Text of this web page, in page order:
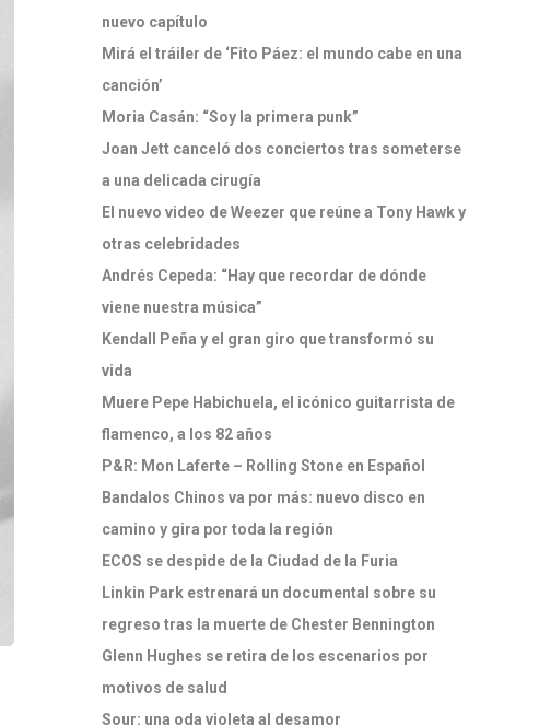
nuevo capítulo
Mirá el tráiler de ‘Fito Páez: el mundo cabe en una
canción’
Moria Casán: “Soy la primera punk”
Joan Jett canceló dos conciertos tras someterse
a una delicada cirugía
El nuevo video de Weezer que reúne a Tony Hawk y
otras celebridades
Andrés Cepeda: “Hay que recordar de dónde
viene nuestra música”
Kendall Peña y el gran giro que transformó su
vida
Muere Pepe Habichuela, el icónico guitarrista de
flamenco, a los 82 años
P&R: Mon Laferte – Rolling Stone en Español
Bandalos Chinos va por más: nuevo disco en
camino y gira por toda la región
ECOS se despide de la Ciudad de la Furia
Linkin Park estrenará un documental sobre su
regreso tras la muerte de Chester Bennington
Glenn Hughes se retira de los escenarios por
motivos de salud
Sour: una oda violeta al desamor